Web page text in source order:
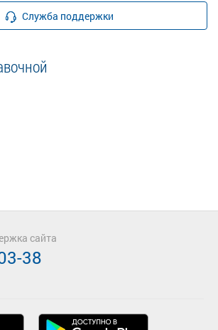
Служба поддержки
сайта
38